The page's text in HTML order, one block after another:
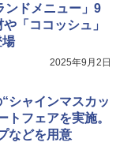
オーブン ヘルシオ
30L 2段調理 コンベ
ンドメニュー」9
「ココッシュ」
場
2025年9月2日
シャインマスカッ
トフェアを実施。
などを用意